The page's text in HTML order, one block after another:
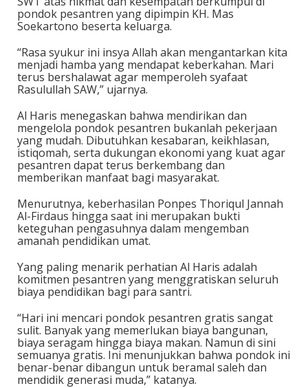
pondok pesantren yang dipimpin KH. Mas
Soekartono beserta keluarga.
“Rasa syukur ini insya Allah akan mengantarkan kita
menjadi hamba yang mendapat keberkahan. Mari
terus bershalawat agar memperoleh syafaat
Rasulullah SAW,” ujarnya.
Al Haris menegaskan bahwa mendirikan dan
mengelola pondok pesantren bukanlah pekerjaan
yang mudah. Dibutuhkan kesabaran, keikhlasan,
istiqomah, serta dukungan ekonomi yang kuat agar
pesantren dapat terus berkembang dan
memberikan manfaat bagi masyarakat.
Menurutnya, keberhasilan Ponpes Thoriqul Jannah
Al-Firdaus hingga saat ini merupakan bukti
keteguhan pengasuhnya dalam mengemban
amanah pendidikan umat.
Yang paling menarik perhatian Al Haris adalah
komitmen pesantren yang menggratiskan seluruh
biaya pendidikan bagi para santri.
“Hari ini mencari pondok pesantren gratis sangat
sulit. Banyak yang memerlukan biaya bangunan,
biaya seragam hingga biaya makan. Namun di sini
semuanya gratis. Ini menunjukkan bahwa pondok ini
benar-benar dibangun untuk beramal saleh dan
mendidik generasi muda,” katanya.